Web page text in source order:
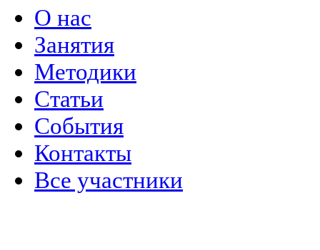
О нас
Занятия
Методики
Статьи
События
Контакты
Все участники